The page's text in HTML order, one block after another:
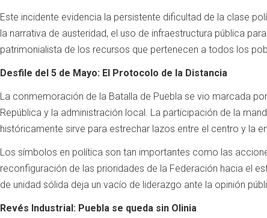
Este incidente evidencia la persistente dificultad de la clase
la narrativa de austeridad, el uso de infraestructura pública
patrimonialista de los recursos que pertenecen a todos los
Desfile del 5 de Mayo: El Protocolo de la Distancia
La conmemoración de la Batalla de Puebla se vio marcada
República y la administración local. La participación de la
históricamente sirve para estrechar lazos entre el centro y la
Los símbolos en política son tan importantes como las
reconfiguración de las prioridades de la Federación hacia el
de unidad sólida deja un vacío de liderazgo ante la opinión
Revés Industrial: Puebla se queda sin Olinia